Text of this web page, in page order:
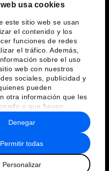
usa cookies
este sitio web se usan
el contenido y los
funciones de redes
el tráfico. Además,
sobre el uso
web con nuestros
sociales, publicidad y
pueden
otra información que les
o que hayan
del uso que haya
Permitir todas
Personalizar
Denegar
y normas de uso
Mundial